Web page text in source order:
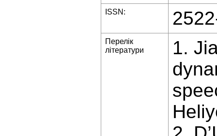
ISSN:
Перелік
літератури
1.